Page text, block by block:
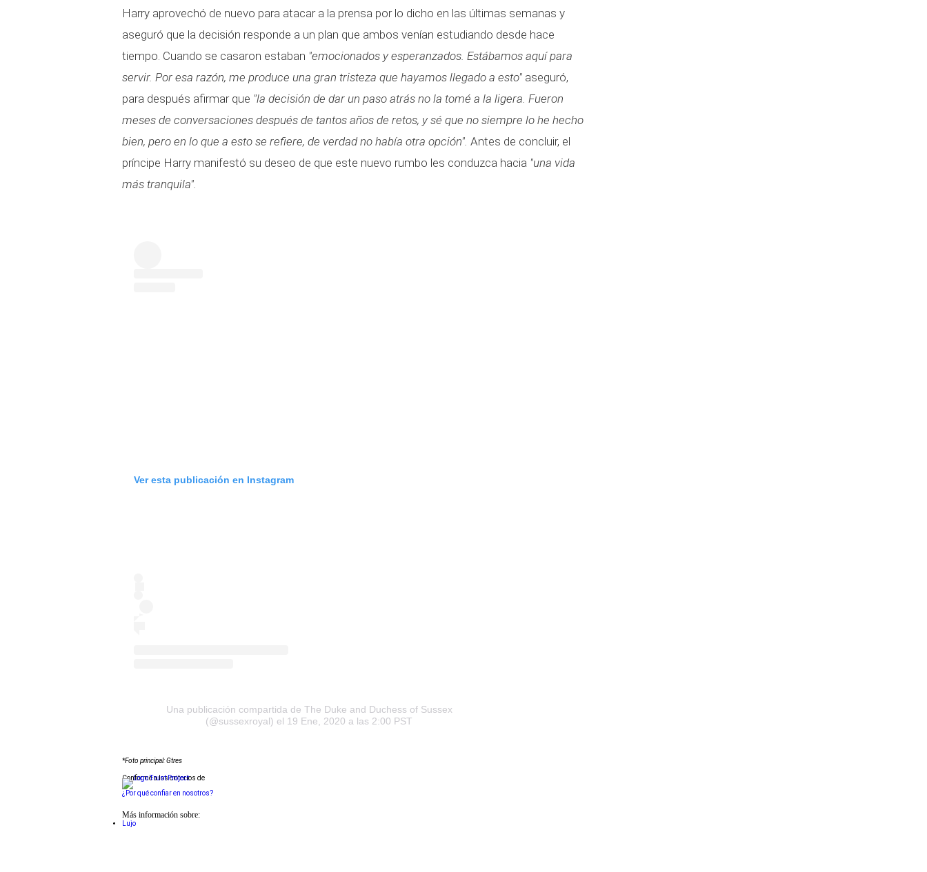
Harry aprovechó de nuevo para atacar a la prensa por lo dicho en las últimas semanas y
aseguró que la decisión responde a un plan que ambos venían estudiando desde hace
tiempo. Cuando se casaron estaban "emocionados y esperanzados. Estábamos aquí para
servir. Por esa razón, me produce una gran tristeza que hayamos llegado a esto" aseguró,
para después afirmar que "la decisión de dar un paso atrás no la tomé a la ligera. Fueron
meses de conversaciones después de tantos años de retos, y sé que no siempre lo he hecho
bien, pero en lo que a esto se refiere, de verdad no había otra opción". Antes de concluir, el
príncipe Harry manifestó su deseo de que este nuevo rumbo les conduzca hacia "una vida
más tranquila".
Ver esta publicación en Instagram
Una publicación compartida de The Duke and Duchess of Sussex
(@sussexroyal) el 19 Ene, 2020 a las 2:00 PST
*Foto principal: Gtres
Conforme a los criterios de
¿Por qué confiar en nosotros?
Más información sobre:
Lujo